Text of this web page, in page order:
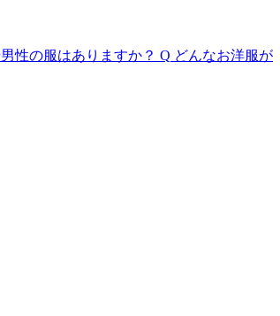
性の服はありますか？ Q どんなお洋服が